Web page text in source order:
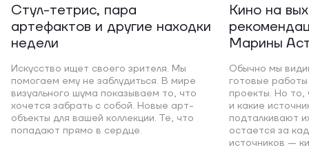
Стул-тетрис, пара
артефактов и другие находки
недели
Искусство ищет своего зрителя. Мы
помогаем ему не заблудиться. В мире
визуального шума показываем то, что
хочется забрать с собой. Новые арт-
объекты для вашей коллекции. Те, что
попадают прямо в сердце.
Кино на
Марины
Обычно мы
готовые
проекты. Но то,
и какие
подталкивают
остается за
источников —